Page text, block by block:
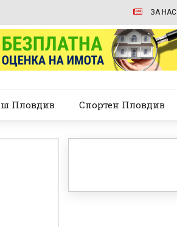
ЗА НАС
Пловдив Спортен Пловдив